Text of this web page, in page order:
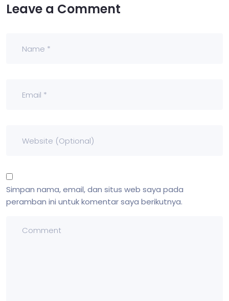
Leave a Comment
Simpan nama, email, dan situs web saya pada
peramban ini untuk komentar saya berikutnya.